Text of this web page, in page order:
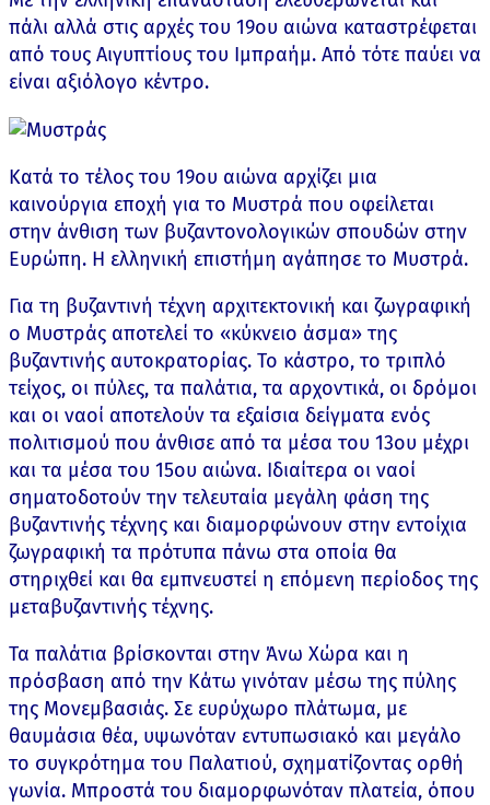
πάλι αλλά στις αρχές του 19ου αιώνα καταστρέφεται
από τους Αιγυπτίους του Ιμπραήμ. Από τότε παύει να
είναι αξιόλογο κέντρο.
Κατά το τέλος του 19ου αιώνα αρχίζει μια
καινούργια εποχή για το Μυστρά που οφείλεται
στην άνθιση των βυζαντονολογικών σπουδών στην
Ευρώπη. Η ελληνική επιστήμη αγάπησε το Μυστρά.
Για τη βυζαντινή τέχνη αρχιτεκτονική και ζωγραφική
ο Μυστράς αποτελεί το «κύκνειο άσμα» της
βυζαντινής αυτοκρατορίας. Το κάστρο, το τριπλό
τείχος, οι πύλες, τα παλάτια, τα αρχοντικά, οι δρόμοι
και οι ναοί αποτελούν τα εξαίσια δείγματα ενός
πολιτισμού που άνθισε από τα μέσα του 13ου μέχρι
και τα μέσα του 15ου αιώνα. Ιδιαίτερα οι ναοί
σηματοδοτούν την τελευταία μεγάλη φάση της
βυζαντινής τέχνης και διαμορφώνουν στην εντοίχια
ζωγραφική τα πρότυπα πάνω στα οποία θα
στηριχθεί και θα εμπνευστεί η επόμενη περίοδος της
μεταβυζαντινής τέχνης.
Τα παλάτια βρίσκονται στην Άνω Χώρα και η
πρόσβαση από την Κάτω γινόταν μέσω της πύλης
της Μονεμβασιάς. Σε ευρύχωρο πλάτωμα, με
θαυμάσια θέα, υψωνόταν εντυπωσιακό και μεγάλο
το συγκρότημα του Παλατιού, σχηματίζοντας ορθή
γωνία. Μπροστά του διαμορφωνόταν πλατεία, όπου